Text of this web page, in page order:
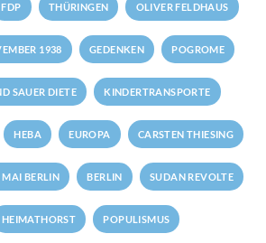
FDP THÜRINGEN OLIVER FELDHAUS
1938 GEDENKEN POGROME
SAUER DIETE KINDERTRANSPORTE
HEBA EUROPA CARSTEN THIESING
MAI BERLIN BERLIN SUDAN REVOLTE
HEIMATHORST POPULISMUS